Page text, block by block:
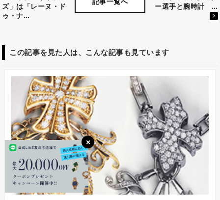
ズ」は「レーヌ・ド
ゥ・ナ…
ー選手と腕時計 …
この記事を見た人は、こんな記事も見ています